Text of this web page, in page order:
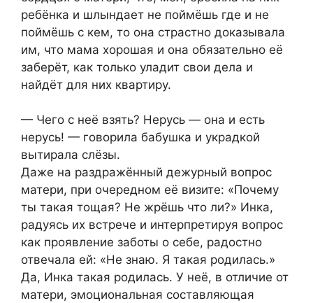
ребёнка и шлындает не поймёшь где и не
поймёшь с кем, то она страстно доказывала
им, что мама хорошая и она обязательно её
заберёт, как только уладит свои дела и
найдёт для них квартиру.
— Чего с неё взять? Нерусь — она и есть
нерусь! — говорила бабушка и украдкой
вытирала слёзы.
Даже на раздражённый дежурный вопрос
матери, при очередном её визите: «Почему
ты такая тощая? Не жрёшь что ли?» Инка,
радуясь их встрече и интерпретируя вопрос
как проявление заботы о себе, радостно
отвечала ей: «Не знаю. Я такая родилась.»
Да, Инка такая родилась. У неё, в отличие от
матери, эмоциональная составляющая